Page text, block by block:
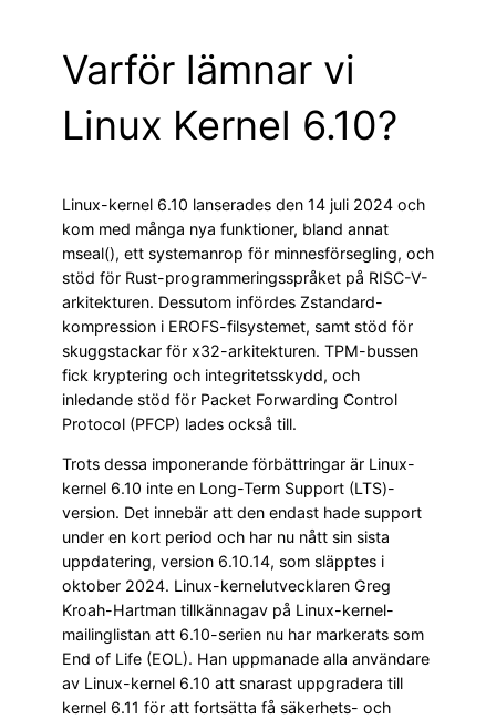
Varför lämnar vi
Linux Kernel 6.10?
Linux-kernel 6.10 lanserades den 14 juli 2024 och
kom med många nya funktioner, bland annat
mseal(), ett systemanrop för minnesförsegling, och
stöd för Rust-programmeringsspråket på RISC-V-
arkitekturen. Dessutom infördes Zstandard-
kompression i EROFS-filsystemet, samt stöd för
skuggstackar för x32-arkitekturen. TPM-bussen
fick kryptering och integritetsskydd, och
inledande stöd för Packet Forwarding Control
Protocol (PFCP) lades också till.
Trots dessa imponerande förbättringar är Linux-
kernel 6.10 inte en Long-Term Support (LTS)-
version. Det innebär att den endast hade support
under en kort period och har nu nått sin sista
uppdatering, version 6.10.14, som släpptes i
oktober 2024. Linux-kernelutvecklaren Greg
Kroah-Hartman tillkännagav på Linux-kernel-
mailinglistan att 6.10-serien nu har markerats som
End of Life (EOL). Han uppmanade alla användare
av Linux-kernel 6.10 att snarast uppgradera till
kernel 6.11 för att fortsätta få säkerhets- och